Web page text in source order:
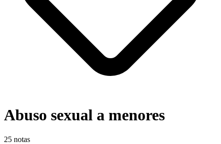
Abuso sexual a menores
25 notas